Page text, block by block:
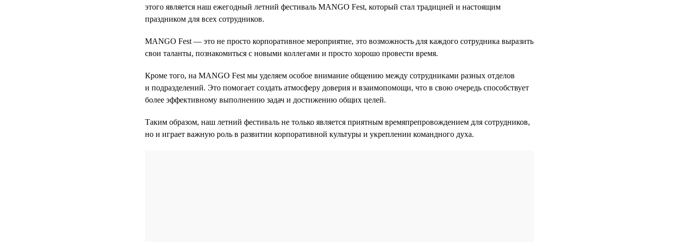
этого является наш ежегодный летний фестиваль MANGO Fest, который стал традицией и настоящим
праздником для всех сотрудников.
MANGO Fest — это не просто корпоративное мероприятие, это возможность для каждого сотрудника выразить
свои таланты, познакомиться с новыми коллегами и просто хорошо провести время.
Кроме того, на MANGO Fest мы уделяем особое внимание общению между сотрудниками разных отделов
и подразделений. Это помогает создать атмосферу доверия и взаимопомощи, что в свою очередь способствует
более эффективному выполнению задач и достижению общих целей.
Таким образом, наш летний фестиваль не только является приятным времяпрепровождением для сотрудников,
но и играет важную роль в развитии корпоративной культуры и укреплении командного духа.